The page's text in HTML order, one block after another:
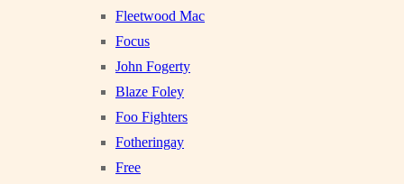
Fleetwood Mac
Focus
John Fogerty
Blaze Foley
Foo Fighters
Fotheringay
Free